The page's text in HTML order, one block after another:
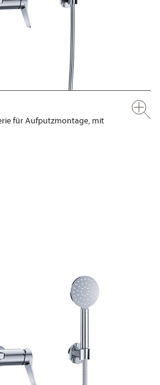
für Aufputzmontage, mit